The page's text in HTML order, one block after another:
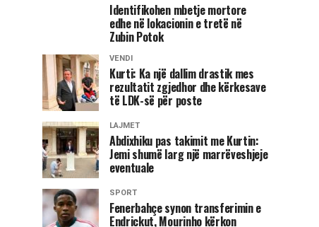
Identifikohen mbetje mortore
edhe në lokacionin e tretë në
Zubin Potok
VENDI
Kurti: Ka një dallim drastik mes
rezultatit zgjedhor dhe kërkesave
të LDK-së për poste
LAJMET
Abdixhiku pas takimit me Kurtin:
Jemi shumë larg një marrëveshjeje
eventuale
SPORT
Fenerbahçe synon transferimin e
Endrickut, Mourinho kërkon